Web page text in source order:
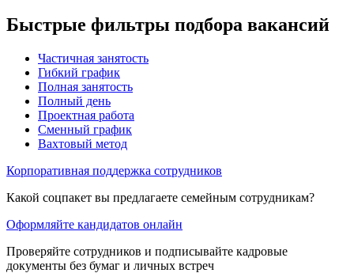
Быстрые фильтры подбора вакансий
Частичная занятость
Гибкий график
Полная занятость
Полный день
Проектная работа
Сменный график
Вахтовый метод
Корпоративная поддержка сотрудников
Какой соцпакет вы предлагаете семейным сотрудникам?
Оформляйте кандидатов онлайн
Проверяйте сотрудников и подписывайте кадровые
документы без бумаг и личных встреч